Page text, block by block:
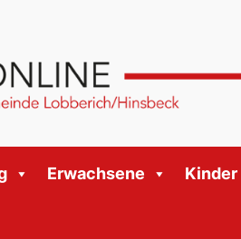
Erwachsene Kinder